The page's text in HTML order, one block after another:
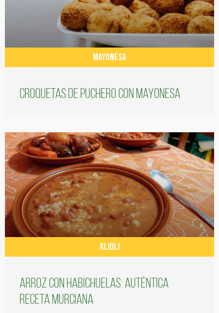
MAYONESA
Croquetas de puchero con Mayonesa
ALIOLI
Arroz con habichuelas: auténtica
receta murciana